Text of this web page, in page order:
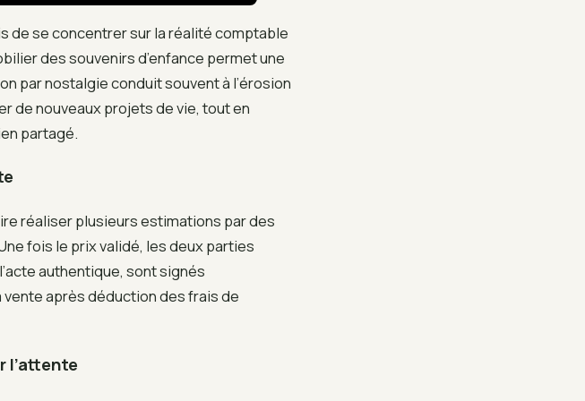
de se concentrer sur la réalité comptable
des souvenirs d’enfance permet une
par nostalgie conduit souvent à l’érosion
de nouveaux projets de vie, tout en
partagé.
réaliser plusieurs estimations par des
fois le prix validé, les deux parties
authentique, sont signés
après déduction des frais de
l’attente